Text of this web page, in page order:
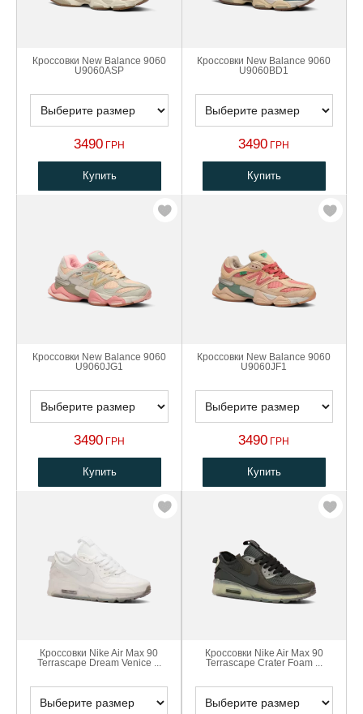
Кроссовки New Balance 9060
U9060ASP
3490 ГРН
Купить
Кроссовки New Balance 9060
U9060BD1
3490 ГРН
Купить
Кроссовки New Balance 9060
U9060JG1
3490 ГРН
Купить
Кроссовки New Balance 9060
U9060JF1
3490 ГРН
Купить
Кроссовки Nike Air Max 90
Terrascape Dream Venice ...
Кроссовки Nike Air Max 90
Terrascape Crater Foam ...